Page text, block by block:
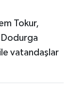
Tokur,
Dodurga
vatandaşlar